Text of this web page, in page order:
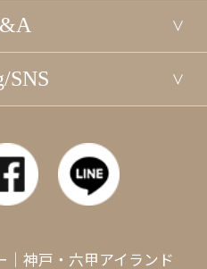
SNS
神戸・六甲アイランド